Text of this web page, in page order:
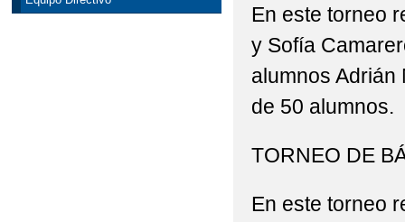
En este torneo
y Sofía
alumnos Adrián
de 50 alumnos.
TORNEO DE
En este torneo